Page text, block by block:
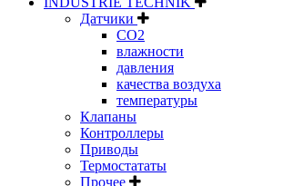
Датчики
CO2
влажности
давления
качества воздуха
температуры
Клапаны
Контроллеры
Приводы
Термостататы
Прочее